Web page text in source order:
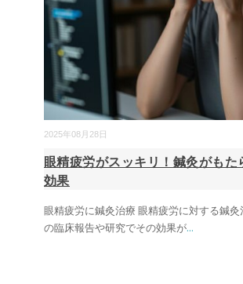
2025年08月28日
眼精疲労がスッキリ！鍼灸がもた
効果
眼精疲労に鍼灸治療 眼精疲労に対する鍼灸
の臨床報告や研究でその効果が...